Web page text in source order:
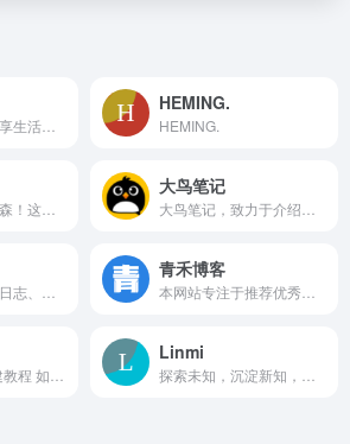
HEMING.
HEMING.
大鸟笔记
青禾博客
Linmi